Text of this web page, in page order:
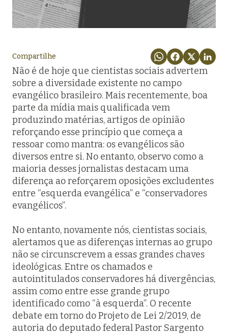
Compartilhe
Não é de hoje que cientistas sociais advertem
sobre a diversidade existente no campo
evangélico brasileiro. Mais recentemente, boa
parte da mídia mais qualificada vem
produzindo matérias, artigos de opinião
reforçando esse princípio que começa a
ressoar como mantra: os evangélicos são
diversos entre si. No entanto, observo como a
maioria desses jornalistas destacam uma
diferença ao reforçarem oposições excludentes
entre “esquerda evangélica” e “conservadores
evangélicos”.
No entanto, novamente nós, cientistas sociais,
alertamos que as diferenças internas ao grupo
não se circunscrevem a essas grandes chaves
ideológicas. Entre os chamados e
autointitulados conservadores há divergências,
assim como entre esse grande grupo
identificado como “à esquerda”. O recente
debate em torno do Projeto de Lei 2/2019, de
autoria do deputado federal Pastor Sargento